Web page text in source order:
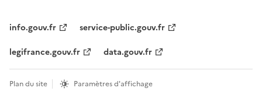
info.gouv.fr
service-public.gouv.fr
legifrance.gouv.fr
data.gouv.fr
Plan du site Paramètres d'affichage